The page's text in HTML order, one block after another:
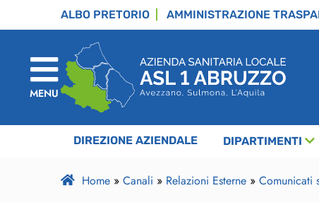
ALBO PRETORIO AMMINISTRAZIONE
MENU
DIREZIONE AZIENDALE DIPARTIMENTI
Home» Canali » Relazioni Esterne» Comunicati